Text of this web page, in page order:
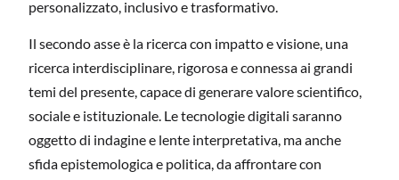
personalizzato, inclusivo e trasformativo.
Il secondo asse è la ricercacon impatto e visione, una
ricerca interdisciplinare, rigorosa e connessa ai grandi
temi del presente, capace di generare valore scientifico,
sociale e istituzionale. Le tecnologie digitali saranno
oggetto di indagine e lente interpretativa, ma anche
sfida epistemologica e politica, da affrontare con